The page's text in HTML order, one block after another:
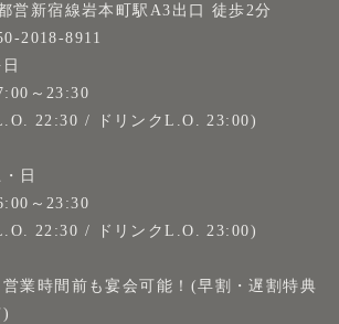
営新宿線岩本町駅A3出口 徒歩2分
2018-8911
～23:30
22:30 / ドリンクL.O. 23:00)
日
～23:30
22:30 / ドリンクL.O. 23:00)
業時間前も宴会可能！(早割・遅割特典